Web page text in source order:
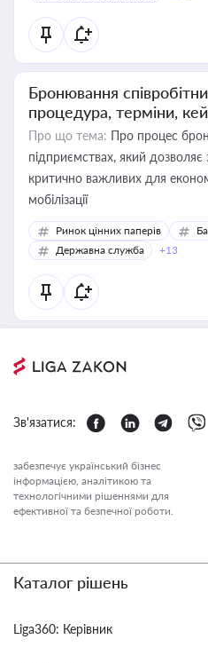
Бронювання
процедура, терміни,
Про що тема: Про процес
підприємствах, який дозволяє
критично важливих для
мобілізації
Ринок цінних паперів
Державна служба
+13
Зв'язатися:
забезпечує український бізнес
інформацією, аналітикою та
технологічними рішеннями для
ефективної та безпечної роботи.
Каталог рішень
Liga360: Керівник